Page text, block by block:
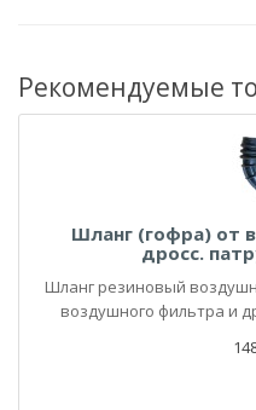
Рекомендуемые
Шланг (гофра) от
дросс.
Шланг резиновый
воздушного фильтра и